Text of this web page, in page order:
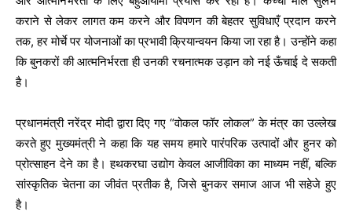
कराने से लेकर लागत कम करने और विपणन की बेहतर सुविधाएँ प्रदान करने
तक, हर मोर्चे पर योजनाओं का प्रभावी क्रियान्वयन किया जा रहा है। उन्होंने कहा
कि बुनकरों की आत्मनिर्भरता ही उनकी रचनात्मक उड़ान को नई ऊँचाई दे सकती
है।
प्रधानमंत्री नरेंद्र मोदी द्वारा दिए गए “वोकल फॉर लोकल” के मंत्र का उल्लेख
करते हुए मुख्यमंत्री ने कहा कि यह समय हमारे पारंपरिक उत्पादों और हुनर को
प्रोत्साहन देने का है। हथकरघा उद्योग केवल आजीविका का माध्यम नहीं, बल्कि
सांस्कृतिक चेतना का जीवंत प्रतीक है, जिसे बुनकर समाज आज भी सहेजे हुए
है।